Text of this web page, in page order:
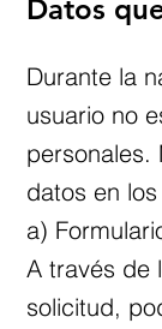
Datos
Durante la
usuario no
personales.
datos en
a)
A través de
solicitud,